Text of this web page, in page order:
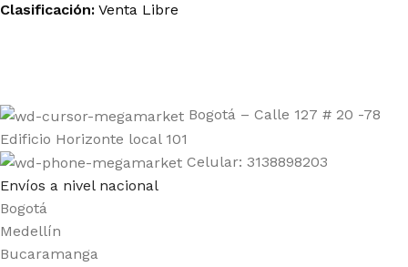
Clasificación: Venta Libre
Bogotá – Calle 127 # 20 -78
Edificio Horizonte local 101
Celular: 3138898203
Envíos a nivel nacional
Bogotá
Medellín
Bucaramanga